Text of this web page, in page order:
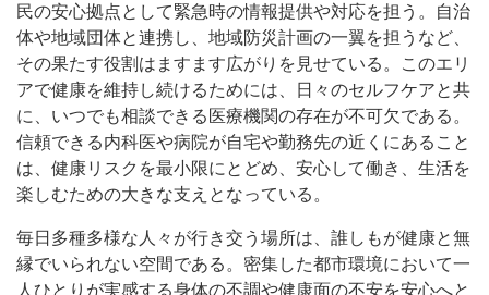
民の安心拠点として緊急時の情報提供や対応を担う。自治
体や地域団体と連携し、地域防災計画の一翼を担うなど、
その果たす役割はますます広がりを見せている。このエリ
アで健康を維持し続けるためには、日々のセルフケアと共
に、いつでも相談できる医療機関の存在が不可欠である。
信頼できる内科医や病院が自宅や勤務先の近くにあること
は、健康リスクを最小限にとどめ、安心して働き、生活を
楽しむための大きな支えとなっている。
毎日多種多様な人々が行き交う場所は、誰しもが健康と無
縁でいられない空間である。密集した都市環境において一
人ひとりが実感する身体の不調や健康面の不安を安心へと